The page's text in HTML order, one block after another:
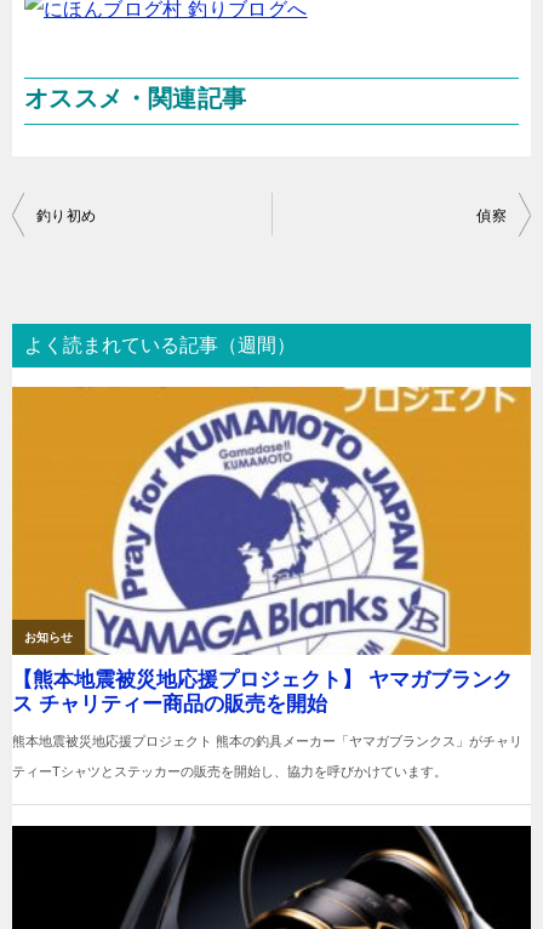
オススメ・関連記事
投
ビ
ゲ
釣り初め 偵察
よく読まれている記事（週間）